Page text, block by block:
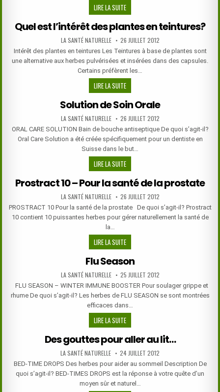
LIRE LA SUITENATURAL
ATTENTION
AID
–
AIDE
NATURELLE
À
L’ATTENTION
Quel est l’intérêt des plantes en teintures?
AUTHOR:
LA SANTÉ NATURELLE PUBLISHED
DATE:
26 JUILLET 2012
Intérêt des plantes en teintures Les Teintures à base de plantes sont
une alternative aux herbes pulvérisées et insérées dans des capsules.
Certains préfèrent les…
LIRE LA SUITEQUEL
EST
L’INTÉRÊT
DES
PLANTES
EN
TEINTURES?
Solution de Soin Orale
AUTHOR:
LA SANTÉ NATURELLE PUBLISHED
DATE:
26 JUILLET 2012
ORAL CARE SOLUTION Bain de bouche antiseptique De quoi s’agit-il?
Oral Care Solution a été créée spécifiquement pour un dentiste en
Suisse dans le but…
LIRE LA SUITESOLUTION
DE
SOIN
ORALE
Prostract 10 – Pour la santé de la prostate
AUTHOR:
LA SANTÉ NATURELLE PUBLISHED
DATE:
26 JUILLET 2012
PROSTRACT 10 Pour la santé de la prostate De quoi s’agit-il? Prostract
10 contient 10 puissantes herbes pour gérer naturellement la santé de
la…
LIRE LA SUITEPROSTRACT
10
–
POUR
LA
SANTÉ
DE
LA
PROSTATE
Flu Season
AUTHOR:
LA SANTÉ NATURELLE PUBLISHED
DATE:
25 JUILLET 2012
FLU SEASON – WINTER IMMUNE BOOSTER Pour soulager grippe et
rhume De quoi s’agit-il? Les herbes de FLU SEASON se sont montrées
efficaces dans…
LIRE LA SUITEFLU
SEASON
Des gouttes pour aller au lit…
AUTHOR:
LA SANTÉ NATURELLE PUBLISHED
DATE:
24 JUILLET 2012
BED-TIME DROPS Des herbes pour aider au sommeil Description De
quoi s’agit-il? BED-TIMES DROPS est la réponse à votre quête d’un
moyen sûr et naturel…